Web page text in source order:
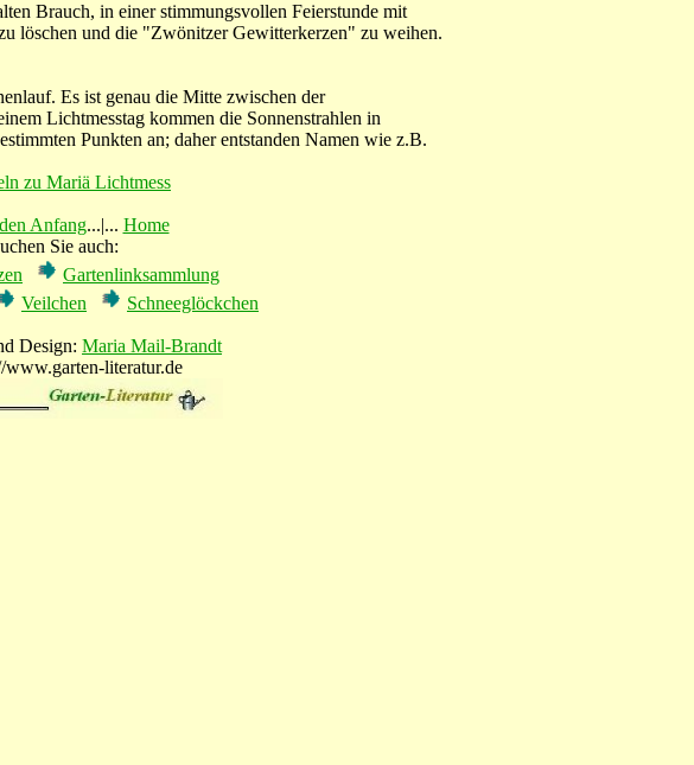
Brauch, in einer stimmungsvollen Feierstunde mit
löschen und die "Zwönitzer Gewitterkerzen" zu weihen.
Es ist genau die Mitte zwischen der
Lichtmesstag kommen die Sonnenstrahlen in
Punkten an; daher entstanden Namen wie z.B.
zu Mariä Lichtmess
Anfang...|... Home
Sie auch:
Gartenlinksammlung
Veilchen Schneeglöckchen
Design: Maria Mail-Brandt
literatur.de